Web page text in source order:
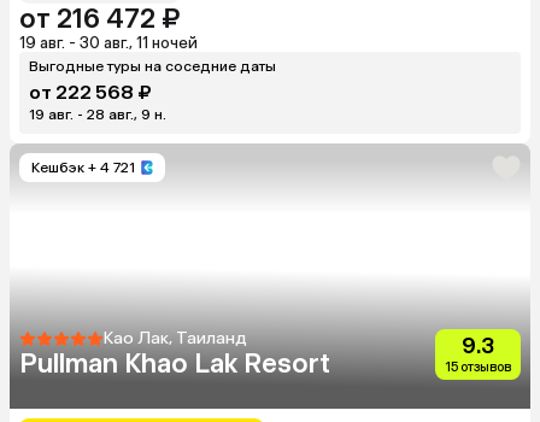
от 216 472 ₽
19 авг. - 30 авг., 11 ночей
Выгодные туры на соседние даты
от 222 568 ₽
19 авг. - 28 авг., 9 н.
Кешбэк + 4 721
Као Лак, Таиланд
Pullman Khao Lak Resort
9.3
15 отзывов